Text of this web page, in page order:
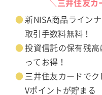
＼三井住友カ
新NISA商品ライン
取引手数料無料！
投資信託の保有残高
ってお得！
三井住友カードで
Vポイントが貯まる